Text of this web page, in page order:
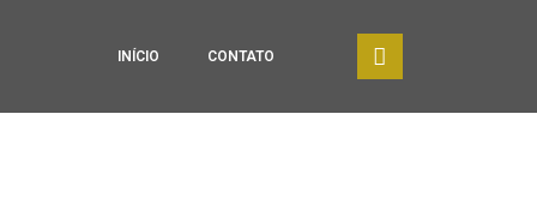
INÍCIO CONTATO